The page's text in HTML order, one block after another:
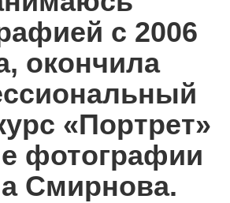
с 2006
окончила
«Портрет»
фотографии
Смирнова.